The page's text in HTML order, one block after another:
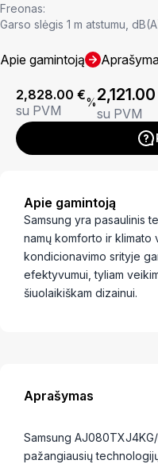
Freonas:
Garso slėgis 1 m atstumu,
Apie gamintoją
2,828.00 €
su PVM
%2,121.00
su PVM
Apie gamintoją
Samsung yra pasaulinis
namų komforto ir klimato
kondicionavimo srityje
efektyvumui, tyliam
šiuolaikiškam dizainui.
Aprašymas
Samsung
pažangiausių